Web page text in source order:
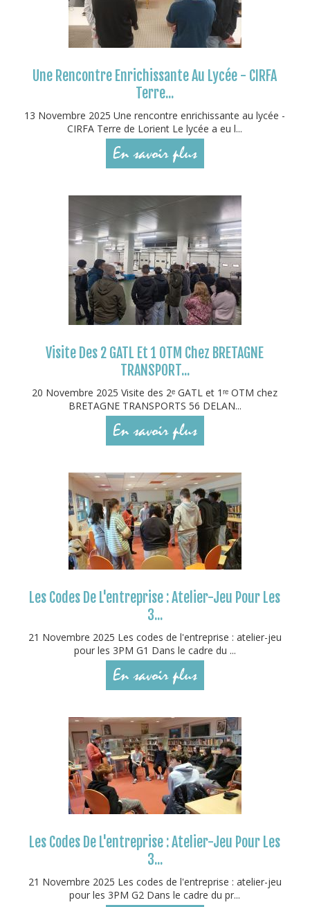
Une Rencontre Enrichissante Au Lycée - CIRFA
Terre...
13 Novembre 2025 Une rencontre enrichissante au lycée -
CIRFA Terre de Lorient Le lycée a eu l...
En savoir plus
Visite Des 2 GATL Et 1 OTM Chez BRETAGNE
TRANSPORT...
20 Novembre 2025 Visite des 2ᵉ GATL et 1ʳᵉ OTM chez
BRETAGNE TRANSPORTS 56 DELAN...
En savoir plus
Les Codes De L'entreprise : Atelier-Jeu Pour Les
3...
21 Novembre 2025 Les codes de l'entreprise : atelier-jeu
pour les 3PM G1 Dans le cadre du ...
En savoir plus
Les Codes De L'entreprise : Atelier-Jeu Pour Les
3...
21 Novembre 2025 Les codes de l'entreprise : atelier-jeu
pour les 3PM G2 Dans le cadre du pr...